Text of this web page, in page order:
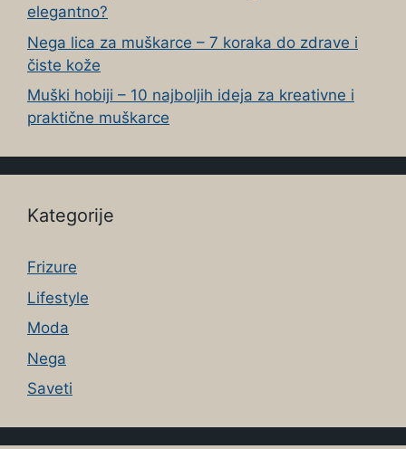
elegantno?
Nega lica za muškarce – 7 koraka do zdrave i
čiste kože
Muški hobiji – 10 najboljih ideja za kreativne i
praktične muškarce
Kategorije
Frizure
Lifestyle
Moda
Nega
Saveti